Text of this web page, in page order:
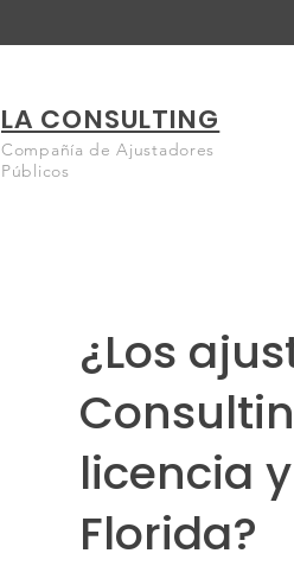
LA CONSULTING
Compañía de Ajustadores
Públicos
¿Los
licencia
Florida?